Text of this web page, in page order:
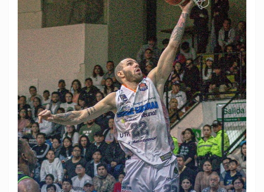
o
k
p
p
a
m
n
k
t
i
r